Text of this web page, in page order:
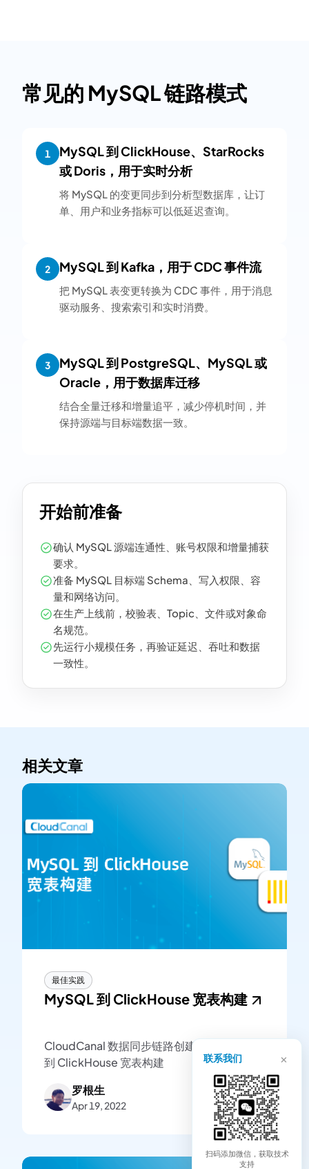
常见的 MySQL 链路模式
1
MySQL 到 ClickHouse、StarRocks
或 Doris，用于实时分析
将 MySQL 的变更同步到分析型数据库，让订
单、用户和业务指标可以低延迟查询。
2 MySQL 到 Kafka，用于 CDC 事件流
把 MySQL 表变更转换为 CDC 事件，用于消息
驱动服务、搜索索引和实时消费。
3
MySQL 到 PostgreSQL、MySQL 或
Oracle，用于数据库迁移
结合全量迁移和增量追平，减少停机时间，并
保持源端与目标端数据一致。
开始前准备
确认 MySQL 源端连通性、账号权限和增量捕获
要求。
准备 MySQL 目标端 Schema、写入权限、容
量和网络访问。
在生产上线前，校验表、Topic、文件或对象命
名规范。
先运行小规模任务，再验证延迟、吞吐和数据
一致性。
相关文章
最佳实践
MySQL 到 ClickHouse 宽表构建
CloudCanal 数据同步链路创建示例-MySQL
到 ClickHouse 宽表构建
罗根生
Apr 19, 2022
联系我们 ×
扫码添加微信，获取技术
支持